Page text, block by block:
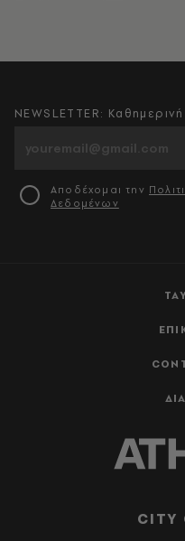
NEWSLETTER:
Αποδέχομαι την
Δεδομένων
CITY